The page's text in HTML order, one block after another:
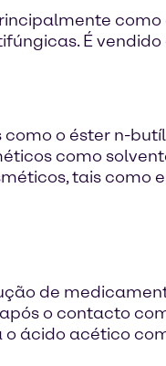
É
o éster n-
como
tais como
de
o contacto
o ácido acético